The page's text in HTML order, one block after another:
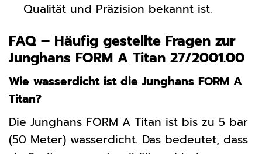
Qualität und Präzision bekannt ist.
FAQ – Häufig gestellte Fragen zur
Junghans FORM A Titan 27/2001.00
Wie wasserdicht ist die Junghans FORM A
Titan?
Die Junghans FORM A Titan ist bis zu 5 bar
(50 Meter) wasserdicht. Das bedeutet, dass